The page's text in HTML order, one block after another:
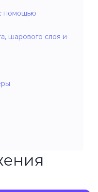
помощью
шарового слоя и